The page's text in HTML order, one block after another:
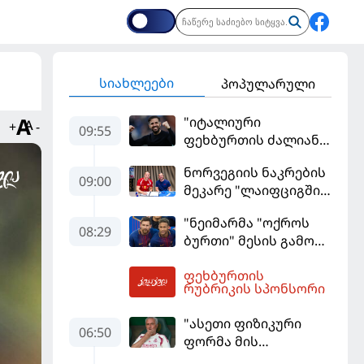
+ -
სიახლეები პოპულარული
09:55
"იტალიური
ფეხბურთის ძალიან
ფაბრეგასი
09:00
ნორვეგიის ნაკრების
მეკარე "ლაიფციგში"
08:29
"ნეიმარმა "ოქროს
ბურთი" მესის გამო
ბრაზილიელის
ყოფილი აგენტი
ფეხბურთის
რუბრიკის სპონსორი
06:50
"ასეთი ფიზიკური
ფორმა მის